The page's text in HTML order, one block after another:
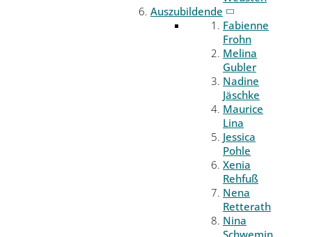
Auszubildende
Fabienne
Frohn
Melina
Gubler
Nadine
Jäschke
Maurice
Lina
Jessica
Pohle
Xenia
Rehfuß
Nena
Retterath
Nina
Schwemin